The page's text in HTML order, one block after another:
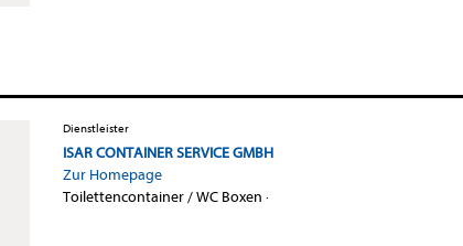
Dienstleister
ISAR CONTAINER SERVICE GMBH
Zur Homepage
Toilettencontainer / WC Boxen ·